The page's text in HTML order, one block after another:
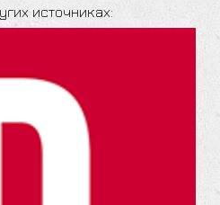
источниках: